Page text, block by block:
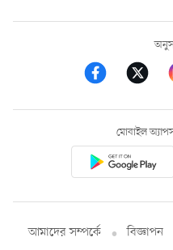
মোবাইল
আমাদের সম্পর্কে বিজ্ঞাপন